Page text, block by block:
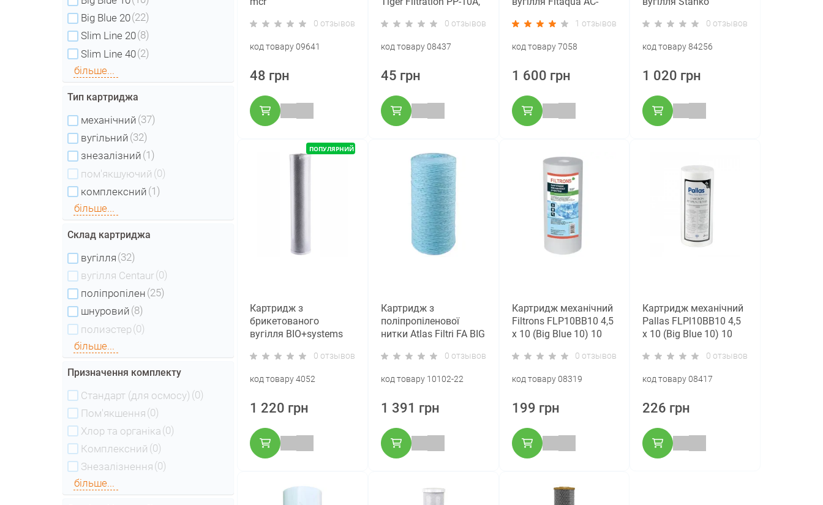
Big Blue 20(22)
Slim Line 20(8)
Slim Line 40(2)
більше...
Тип картриджа
механічний (37)
вугільний (32)
знезалізний (1)
пом'якшуючий (0)
комплексний (1)
більше...
Склад картриджа
вугілля (32)
вугілля Centaur (0)
поліпропілен (25)
шнуровий (8)
полиэстер(0)
більше...
Призначення комплекту
Стандарт (для осмосу) (0)
Пом'якшення (0)
Хлор та органіка (0)
Комплексний (0)
Знезалізнення (0)
більше...
0 отзывов
код товару 09641
48 грн
0 отзывов
код товару 08437
45 грн
1 отзывов
код товару 7058
1 600 грн
0 отзывов
код товару 84256
1 020 грн
ПОПУЛЯРНИЙ
Картридж з
брикетованого
вугілля BIO+systems
0 отзывов
код товару 4052
1 220 грн
Картридж з
поліпропіленової
нитки Atlas Filtri FA BIG
(Big Blue 10)
0 отзывов
код товару 10102-22
1 391 грн
Картридж механічний
Filtrons FLP10BB10 4,5
x 10 (Big Blue 10) 10
0 отзывов
код товару 08319
199 грн
Картридж механічний
Pallas FLPl10ВВ10 4,5
x 10 (Big Blue 10) 10
0 отзывов
код товару 08417
226 грн